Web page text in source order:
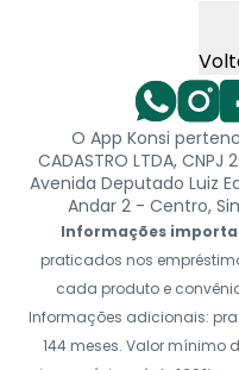
O App Konsi
CADASTRO LTDA,
Avenida Deputado Luiz
Andar 2 - Centro,
Informações
praticados nos
cada produto e
Informações adicionais:
144 meses. Valor mínimo